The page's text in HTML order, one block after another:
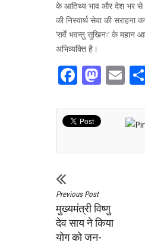
के आतिथ्य भाव और देश भर से
की निस्वार्थ सेवा की सराहना
‘सर्वे भवन्तु सुखिनः’ के महान
अभिव्यक्ति है।
Previous Post
मुख्यमंत्री विष्णु
देव साय ने किया
योग को जन-